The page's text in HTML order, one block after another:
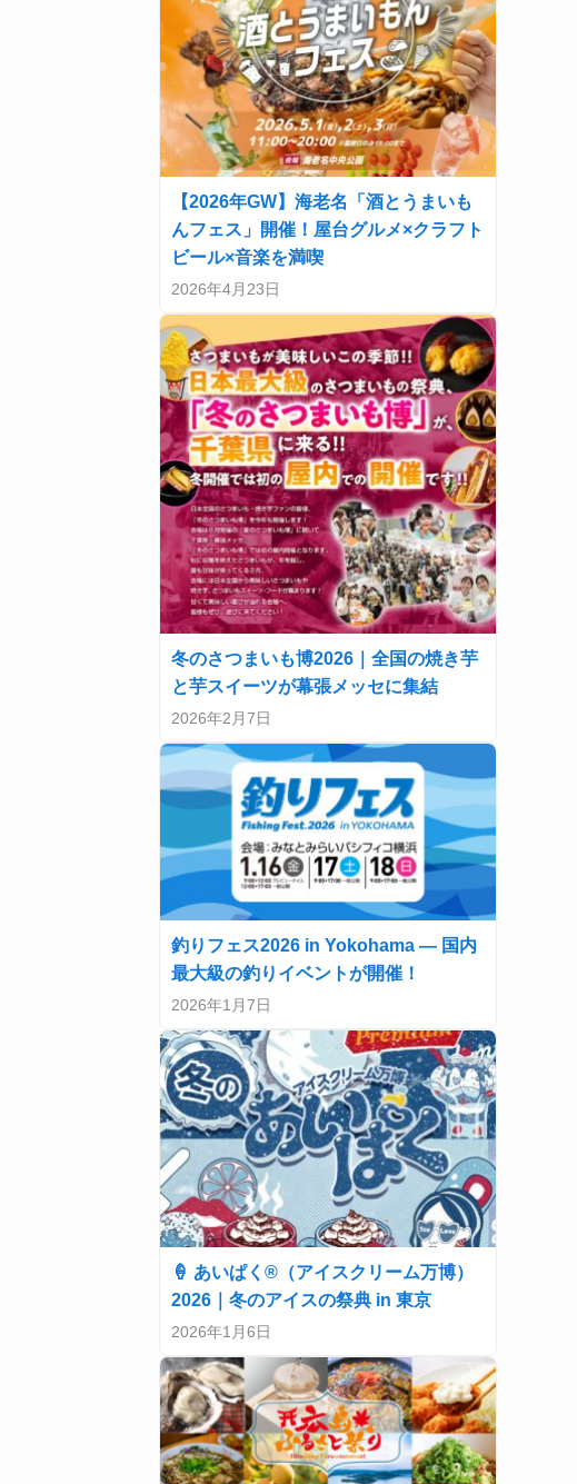
【2026年GW】海老名「酒とうまいも
んフェス」開催！屋台グルメ×クラフト
ビール×音楽を満喫
2026年4月23日
冬のさつまいも博2026｜全国の焼き芋
と芋スイーツが幕張メッセに集結
2026年2月7日
釣りフェス2026 in Yokohama — 国内
最大級の釣りイベントが開催！
2026年1月7日
🍦 あいぱく®（アイスクリーム万博）
2026｜冬のアイスの祭典 in 東京
2026年1月6日